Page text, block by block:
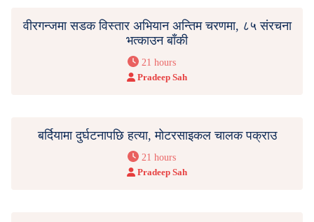
वीरगन्जमा सडक विस्तार अभियान अन्तिम चरणमा, ८५ संरचना
भत्काउन बाँकी
21 hours
Pradeep Sah
बर्दियामा दुर्घटनापछि हत्या, मोटरसाइकल चालक पक्राउ
21 hours
Pradeep Sah